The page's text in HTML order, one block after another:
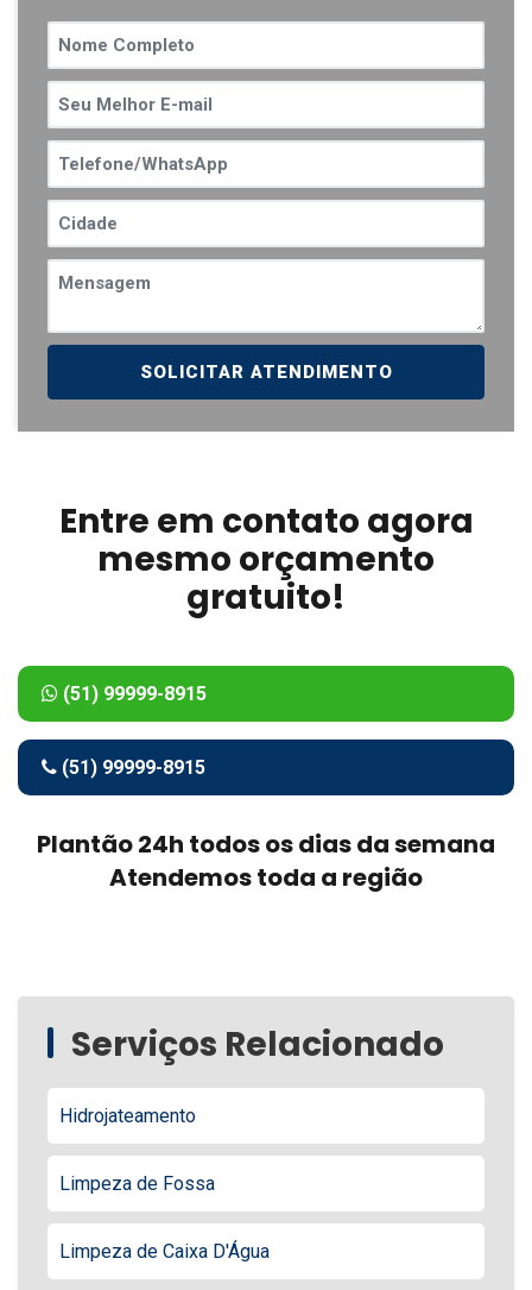
SOLICITAR ATENDIMENTO
Entre em contato agora
mesmo orçamento
gratuito!
(51) 99999-8915
(51) 99999-8915
Plantão 24h todos os dias da semana
Atendemos toda a região
Serviços Relacionado
Hidrojateamento
Limpeza de Fossa
Limpeza de Caixa D'Água